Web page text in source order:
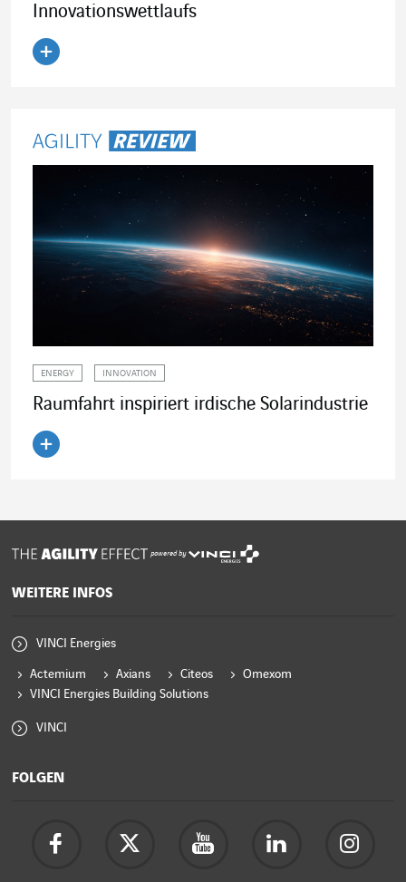
Innovationswettlaufs
ENERGY INNOVATION
Raumfahrt inspiriert irdische Solarindustrie
powered by
WEITERE INFOS
VINCI Energies
Actemium Axians Citeos
Omexom
VINCI Energies Building Solutions
VINCI
FOLGEN